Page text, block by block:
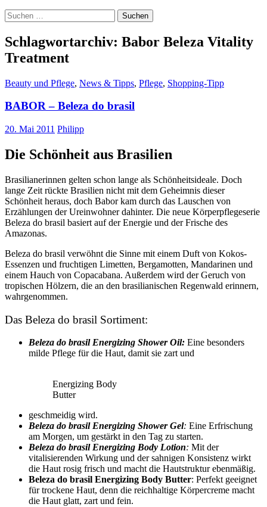
Suchen
nach:
Schlagwortarchiv: Babor Beleza Vitality
Treatment
Beauty und Pflege, News & Tipps, Pflege, Shopping-Tipp
BABOR – Beleza do brasil
20. Mai 2011 Philipp
Die Schönheit aus Brasilien
Brasilianerinnen gelten schon lange als Schönheitsideale. Doch
lange Zeit rückte Brasilien nicht mit dem Geheimnis dieser
Schönheit heraus, doch Babor kam durch das Lauschen von
Erzählungen der Ureinwohner dahinter. Die neue Körperpflegeserie
Beleza do brasil basiert auf der Energie und der Frische des
Amazonas.
Beleza do brasil verwöhnt die Sinne mit einem Duft von Kokos-
Essenzen und fruchtigen Limetten, Bergamotten, Mandarinen und
einem Hauch von Copacabana. Außerdem wird der Geruch von
tropischen Hölzern, die an den brasilianischen Regenwald erinnern,
wahrgenommen.
Das Beleza do brasil Sortiment:
Beleza do brasil Energizing Shower Oil: Eine besonders
milde Pflege für die Haut, damit sie zart und
Energizing Body
Butter
geschmeidig wird.
Beleza do brasil Energizing Shower Gel: Eine Erfrischung
am Morgen, um gestärkt in den Tag zu starten.
Beleza do brasil Energizing Body Lotion: Mit der
vitalisierenden Wirkung und der sahnigen Konsistenz wirkt
die Haut rosig frisch und macht die Hautstruktur ebenmäßig.
Beleza do brasil Energizing Body Butter: Perfekt geeignet
für trockene Haut, denn die reichhaltige Körpercreme macht
die Haut glatt, zart und fein.